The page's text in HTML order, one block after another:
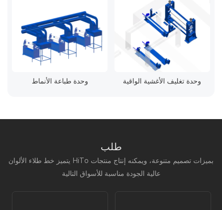
وحدة طباعة الأنماط وحدة تغليف الأغشية الواقية
طلب
يتميز خط طلاء الألوان HiTo بميزات تصميم متنوعة، ويمكنه إنتاج منتجات
عالية الجودة مناسبة للأسواق التالية